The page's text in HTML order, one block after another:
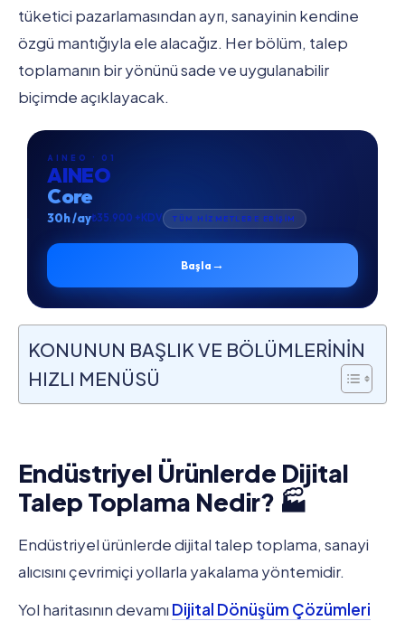
tüketici pazarlamasından ayrı, sanayinin kendine
özgü mantığıyla ele alacağız. Her bölüm, talep
toplamanın bir yönünü sade ve uygulanabilir
biçimde açıklayacak.
AINEO · 01
AINEO
Core
30h /ay₺35.900 +KDV TÜM HİZMETLERE ERİŞİM
Başla →
KONUNUN BAŞLIK VE BÖLÜMLERİNİN
HIZLI MENÜSÜ
Endüstriyel Ürünlerde Dijital
Talep Toplama Nedir? 🏭
Endüstriyel ürünlerde dijital talep toplama, sanayi
alıcısını çevrimiçi yollarla yakalama yöntemidir.
Yol haritasının devamı Dijital Dönüşüm Çözümleri